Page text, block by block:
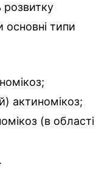
основні типи
актиномікоз;
(в області